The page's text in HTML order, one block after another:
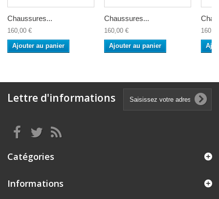
Chaussures...
160,00 €
Ajouter au panier
Chaussures...
160,00 €
Ajouter au panier
Lettre d'informations
Catégories
Informations